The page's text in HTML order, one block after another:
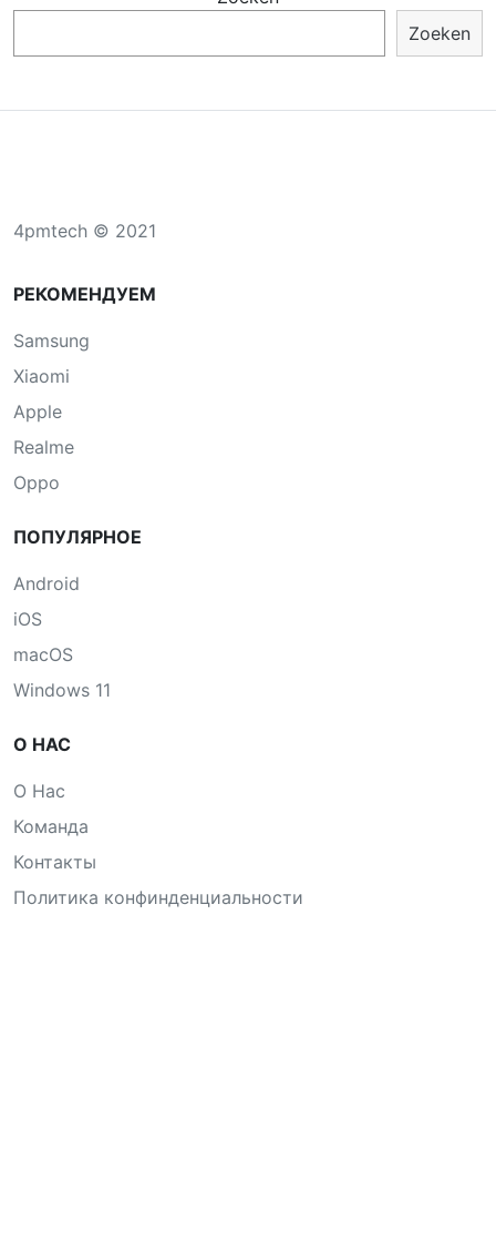
Zoeken
4pmtech © 2021
РЕКОМЕНДУЕМ
Samsung
Xiaomi
Apple
Realme
Oppo
ПОПУЛЯРНОЕ
Android
iOS
macOS
Windows 11
О НАС
О Нас
Команда
Контакты
Политика конфинденциальности